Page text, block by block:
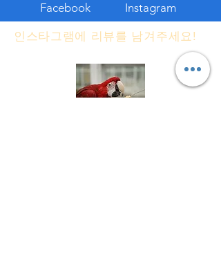
Facebook Instagram
인스타그램에 리뷰를 남겨주세요!